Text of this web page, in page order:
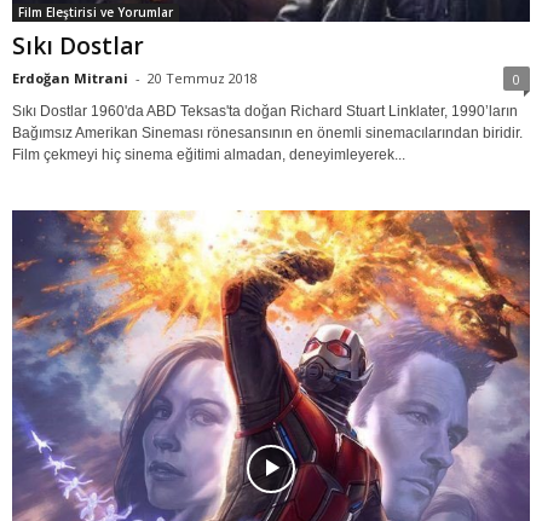
Film Eleştirisi ve Yorumlar
Sıkı Dostlar
Erdoğan Mitrani - 20 Temmuz 2018 0
Sıkı Dostlar 1960'da ABD Teksas'ta doğan Richard Stuart Linklater, 1990’ların
Bağımsız Amerikan Sineması rönesansının en önemli sinemacılarından biridir.
Film çekmeyi hiç sinema eğitimi almadan, deneyimleyerek...